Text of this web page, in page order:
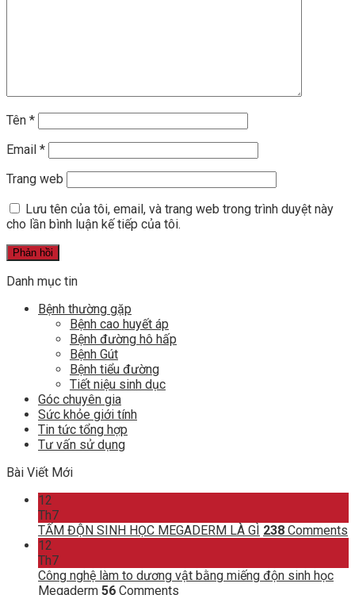
Tên *
Email *
Trang web
Lưu tên của tôi, email, và trang web trong trình duyệt này
cho lần bình luận kế tiếp của tôi.
Danh mục tin
Bệnh thường gặp
Bệnh cao huyết áp
Bệnh đường hô hấp
Bệnh Gút
Bệnh tiểu đường
Tiết niệu sinh dục
Góc chuyên gia
Sức khỏe giới tính
Tin tức tổng hợp
Tư vấn sử dụng
Bài Viết Mới
12
Th7
TẤM ĐỘN SINH HỌC MEGADERM LÀ GÌ 238 Comments
12
Th7
Công nghệ làm to dương vật bằng miếng độn sinh học
Megaderm 56 Comments